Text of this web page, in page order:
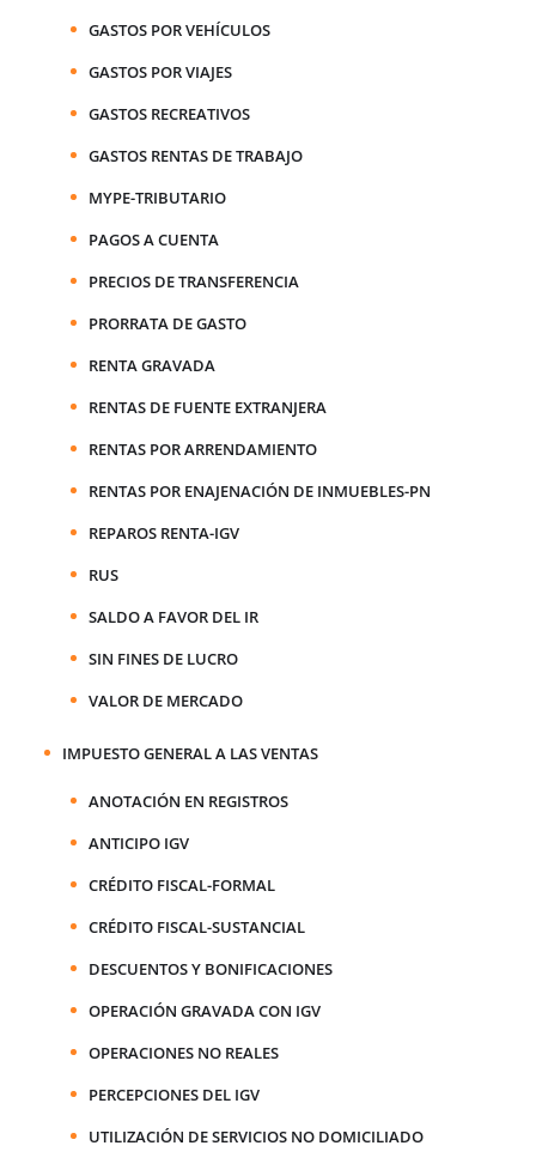
GASTOS POR VEHÍCULOS
GASTOS POR VIAJES
GASTOS RECREATIVOS
GASTOS RENTAS DE TRABAJO
MYPE-TRIBUTARIO
PAGOS A CUENTA
PRECIOS DE TRANSFERENCIA
PRORRATA DE GASTO
RENTA GRAVADA
RENTAS DE FUENTE EXTRANJERA
RENTAS POR ARRENDAMIENTO
RENTAS POR ENAJENACIÓN DE INMUEBLES-PN
REPAROS RENTA-IGV
RUS
SALDO A FAVOR DEL IR
SIN FINES DE LUCRO
VALOR DE MERCADO
IMPUESTO GENERAL A LAS VENTAS
ANOTACIÓN EN REGISTROS
ANTICIPO IGV
CRÉDITO FISCAL-FORMAL
CRÉDITO FISCAL-SUSTANCIAL
DESCUENTOS Y BONIFICACIONES
OPERACIÓN GRAVADA CON IGV
OPERACIONES NO REALES
PERCEPCIONES DEL IGV
UTILIZACIÓN DE SERVICIOS NO DOMICILIADO